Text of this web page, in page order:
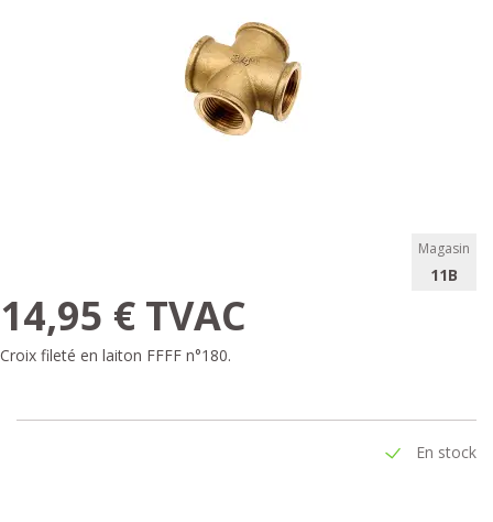
Magasin
11B
14,95 € TVAC
Croix fileté en laiton FFFF n°180.
En stock